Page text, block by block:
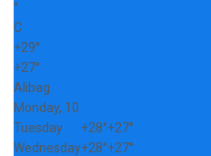
°
C
+29°
+27°
Alibag
Monday, 10
Tuesday
+28°+27°
Wednesday+28°+27°